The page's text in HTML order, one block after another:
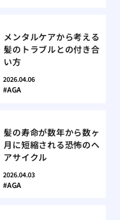
メンタルケアから考える
髪のトラブルとの付き合
い方
2026.04.06
AGA
髪の寿命が数年から数ヶ
月に短縮される恐怖のヘ
アサイクル
2026.04.03
AGA